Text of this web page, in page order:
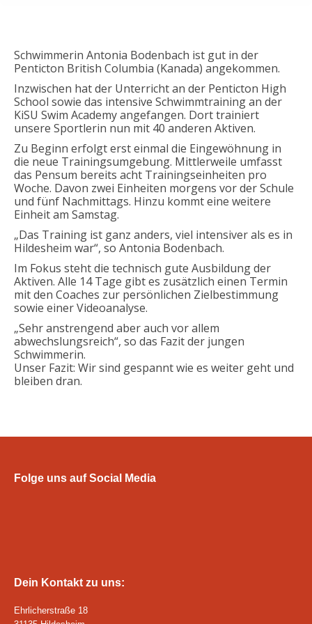
Schwimmerin Antonia Bodenbach ist gut in der
Penticton British Columbia (Kanada) angekommen.
Inzwischen hat der Unterricht an der Penticton High
School sowie das intensive Schwimmtrainingan der
KiSU Swim Academy angefangen. Dort trainiert
unsere Sportlerin nun mit 40 anderen Aktiven.
Zu Beginn erfolgt erst einmal die Eingewöhnung in
die neue Trainingsumgebung. Mittlerweile umfasst
das Pensum bereits acht Trainingseinheiten pro
Woche. Davon zwei Einheiten morgens vor der Schule
und fünf Nachmittags. Hinzu kommt eine weitere
Einheit am Samstag.
„Das Training ist ganz anders, viel intensiver als es in
Hildesheim war“, so Antonia Bodenbach.
Im Fokus steht die technisch gute Ausbildung der
Aktiven. Alle 14 Tage gibt es zusätzlich einen Termin
mit den Coaches zur persönlichen Zielbestimmung
sowie einerVideoanalyse.
„Sehr anstrengend aber auch vor allem
abwechslungsreich“, so das Fazit der jungen
Schwimmerin.
Unser Fazit: Wir sind gespannt wie es weiter geht und
bleiben dran.
Folge uns auf Social Media
Dein Kontakt zu uns:
Ehrlicherstraße 18